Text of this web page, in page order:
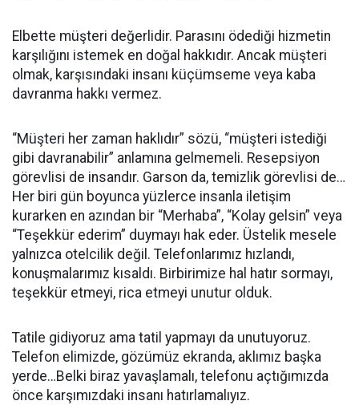
Elbette müşteri değerlidir. Parasını ödediği hizmetin
karşılığını istemek en doğal hakkıdır. Ancak müşteri
olmak, karşısındaki insanı küçümseme veya kaba
davranma hakkı vermez.
“Müşteri her zaman haklıdır” sözü, “müşteri istediği
gibi davranabilir” anlamına gelmemeli. Resepsiyon
görevlisi de insandır. Garson da, temizlik görevlisi de…
Her biri gün boyunca yüzlerce insanla iletişim
kurarken en azından bir “Merhaba”, “Kolay gelsin” veya
“Teşekkür ederim” duymayı hak eder. Üstelik mesele
yalnızca otelcilik değil. Telefonlarımız hızlandı,
konuşmalarımız kısaldı. Birbirimize hal hatır sormayı,
teşekkür etmeyi, rica etmeyi unutur olduk.
Tatile gidiyoruz ama tatil yapmayı da unutuyoruz.
Telefon elimizde, gözümüz ekranda, aklımız başka
yerde…Belki biraz yavaşlamalı, telefonu açtığımızda
önce karşımızdaki insanı hatırlamalıyız.